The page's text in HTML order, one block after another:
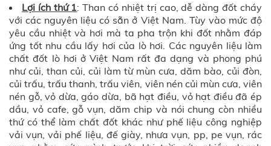
Lợi ích thứ 1: Than có nhiệt trị cao, dễ dàng đốt cháy
với các nguyên liệu có sẵn ở Việt Nam. Tùy vào mức độ
yêu cầu nhiệt và hơi mà ta pha trộn khi đốt nhằm đáp
ứng tốt nhu cầu lấy hơi của lò hơi. Các nguyên liệu làm
chất đốt lò hơi ở Việt Nam rất đa dạng và phong phú
như củi, than củi, củi làm từ mùn cưa, dăm bào, củi đòn,
củi trấu, trấu thanh, trấu viên, viên nén củi mùn cưa, viên
nén gỗ, vỏ dừa, gáo dừa, bã hạt điều, vỏ hạt điều đã ép
dầu, vỏ cafe, gỗ vụn, dăm chip và nói chung còn nhiều
thứ có thể làm chất đốt khác như phế liệu công nghiệp
vải vụn, vải phế liệu, đế giày, nhưa vụn, pp, pe vụn, rác